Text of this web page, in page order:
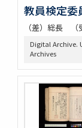
教員検定委
（差）総長 （
Digital Archive.
Archives